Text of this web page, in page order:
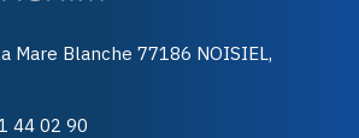
Mare Blanche 77186 NOISIEL,
44 02 90